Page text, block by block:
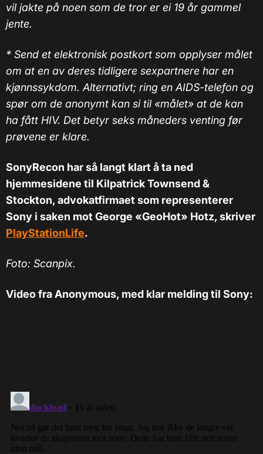
vil jakte på noen som de tror er ei 19 år gammel
jente.
* Send et elektronisk postkort som opplyser målet
om at en av deres tidligere sexpartnere har en
kjønnssykdom. Alternativt; ring en AIDS-telefon og
spør om de anonymt kan si til «målet» at de kan
ha fått HIV. Det betyr seks måneders venting før
prøvene er klare.
SonyRecon har så langt klart å ta ned
hjemmesidene til Kilpatrick Townsend &
Stockton, advokatfirmaet som representerer
Sony i saken mot George «GeoHot» Hotz, skriver
PlayStationLife.
Foto: Scanpix.
Video fra Anonymous, med klar melding til Sony: